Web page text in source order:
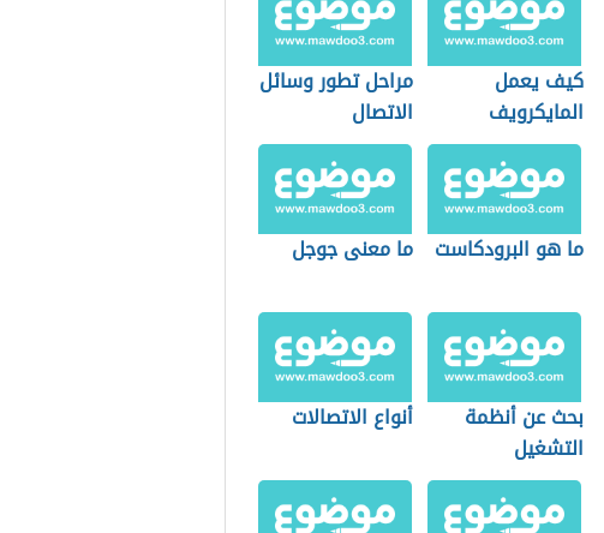
كيف يعمل
المايكرويف
مراحل تطور وسائل
الاتصال
ما هو البرودكاست ما معنى جوجل
بحث عن أنظمة
التشغيل
أنواع الاتصالات